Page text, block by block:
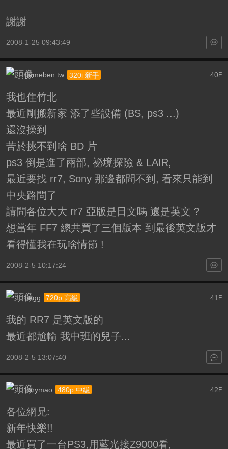
謝謝
2008-1-25 09:43:49
40F
gameben.tw 320i 新手
我也住竹北
最近剛搬新家 添了些設備 (BS, ps3 ...)
還沒操到
苦於挑不到啥 BD 片
ps3 倒是進了兩部, 祕境探險 & LAIR,
最近要找 rr7, Sony 那邊都問不到, 看來只能到
中央路問了
請問各位大大 rr7 亞版是日文嗎 還是英文 ?
想當年 FF7 總共買了三個版本 到最後英文版才
看得懂我在玩啥情節 !
2008-2-5 10:17:24
41 F
oegg 720p 高級
我的 RR7 是英文版的
最近都尬輸 我中班的兒子...
2008-2-5 13:07:40
42F
tonymao 480p 中級
各位網兄:
新年快樂!!
最近買了一台PS3,用藍光接Z9000看,